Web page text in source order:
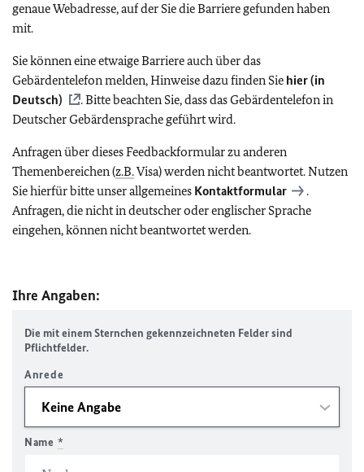
genaue Webadresse, auf der Sie die Barriere gefunden haben
mit.
Sie können eine etwaige Barriere auch über das
Gebärdentelefon melden, Hinweise dazu finden Sie hier (in
Deutsch)
. Bitte beachten Sie, dass das Gebärdentelefon in
Deutscher Gebärdensprache geführt wird.
Anfragen über dieses Feedbackformular zu anderen
Themenbereichen (z.B.Visa) werden nicht beantwortet. Nutzen
Sie hierfür bitte unser allgemeines Kontaktformular
.
Anfragen, die nicht in deutscher oder englischer Sprache
eingehen, können nicht beantwortet werden.
Ihre Angaben:
Die mit einem Sternchen gekennzeichneten Felder sind
Pflichtfelder.
Anrede
Name *